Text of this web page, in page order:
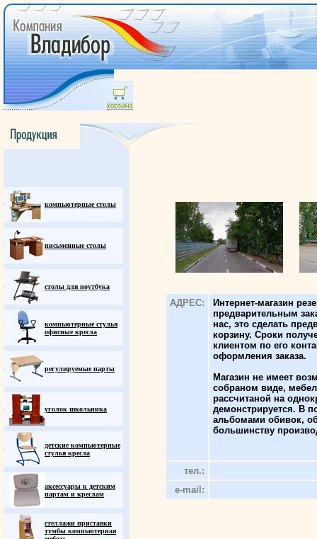
компьютерные столы
письменные столы
столы для ноутбука
компьютерные стулья
офисные кресла
регулируемые парты
уголок школьника
детские компьютерные
стулья кресла
аксессуары к детским
партам и креслам
стеллажи приставки
тумбы компьютерная
АДРЕС:
Интернет-магазин
предварительным
нас, это сделать
корзину. Сроки
клиентом по его
оформления заказа.
Магазин не имеет
собраном виде,
рассчитаной на
демонстрируется. В
альбомами обивок,
большинству
тел.:
e-mail: